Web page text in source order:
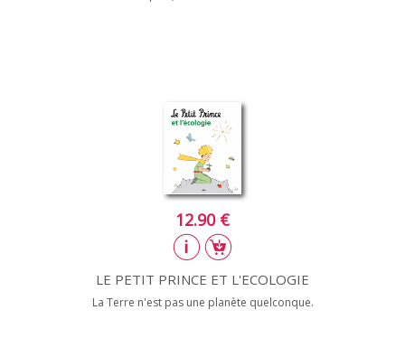
12.90 €
LE PETIT PRINCE ET L'ECOLOGIE
La Terre n'est pas une planète quelconque.